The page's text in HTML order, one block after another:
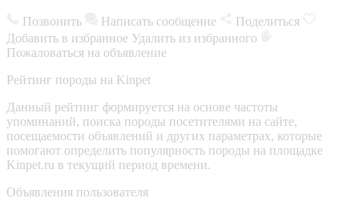
Позвонить Написать сообщение
Поделиться
Добавить в избранное Удалить из избранного
Пожаловаться на объявление
Рейтинг породы на Kinpet
Данный рейтинг формируется на основе частоты
упоминаний, поиска породы посетителями на сайте,
посещаемости объявлений и других параметрах, которые
помогают определить популярность породы на площадке
Kinpet.ru в текущий период времени.
Объявления пользователя